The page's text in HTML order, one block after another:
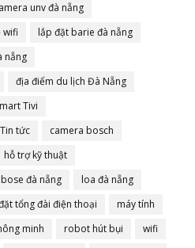
unv đà nẵng
wifi
lắp đặt barie đà nẵng
nẵng
địa điểm du lịch Đà Nẵng
Tivi
Tin tức
camera bosch
hỗ trợ kỹ thuật
đà nẵng
loa đà nẵng
tổng đài điện thoại
máy tính
minh robot hút bụi
wifi